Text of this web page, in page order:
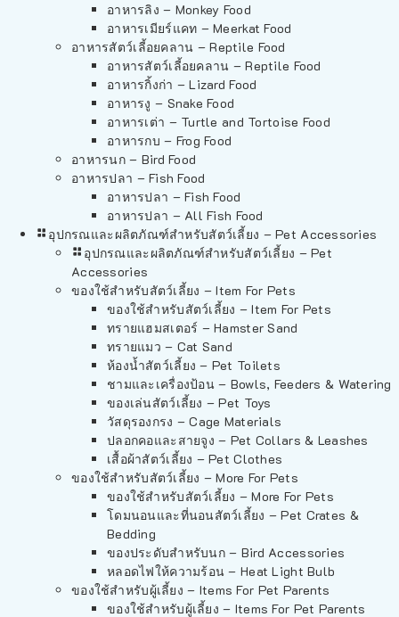
อาหารลิง – Monkey Food
อาหารเมียร์แคท – Meerkat Food
อาหารสัตว์เลี้อยคลาน – Reptile Food
อาหารสัตว์เลี้อยคลาน – Reptile Food
อาหารกิ้งก่า – Lizard Food
อาหารงู – Snake Food
อาหารเต่า – Turtle and Tortoise Food
อาหารกบ – Frog Food
อาหารนก – Bird Food
อาหารปลา – Fish Food
อาหารปลา – Fish Food
อาหารปลา – All Fish Food
อุปกรณและผลิตภัณฑ์สำหรับสัตว์เลี้ยง – Pet Accessories
อุปกรณและผลิตภัณฑ์สำหรับสัตว์เลี้ยง – Pet
Accessories
ของใช้สำหรับสัตว์เลี้ยง – Item For Pets
ของใช้สำหรับสัตว์เลี้ยง – Item For Pets
ทรายแฮมสเตอร์ – Hamster Sand
ทรายแมว – Cat Sand
ห้องน้ำสัตว์เลี้ยง – Pet Toilets
ชามและเครื่องป้อน – Bowls, Feeders & Watering
ของเล่นสัตว์เลี้ยง – Pet Toys
วัสดุรองกรง – Cage Materials
ปลอกคอและสายจูง – Pet Collars & Leashes
เสื้อผ้าสัตว์เลี้ยง – Pet Clothes
ของใช้สำหรับสัตว์เลี้ยง – More For Pets
ของใช้สำหรับสัตว์เลี้ยง – More For Pets
โดมนอนและที่นอนสัตว์เลี้ยง – Pet Crates &
Bedding
ของประดับสำหรับนก – Bird Accessories
หลอดไฟให้ความร้อน – Heat Light Bulb
ของใช้สำหรับผู้เลี้ยง – Items For Pet Parents
ของใช้สำหรับผู้เลี้ยง – Items For Pet Parents